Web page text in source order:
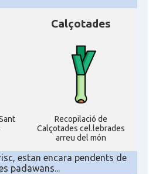
Calçotades
Recopilació de
Calçotades cel.lebrades
arreu del món
estan encara pendents de
padawans...